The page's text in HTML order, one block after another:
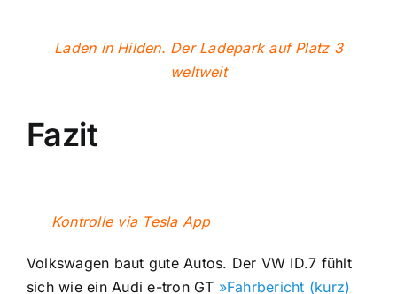
Laden in Hilden. Der Ladepark auf Platz 3
weltweit
Fazit
Kontrolle via Tesla App
Volkswagen baut gute Autos. Der VW ID.7 fühlt
sich wie ein Audi e-tron GT »Fahrbericht (kurz)